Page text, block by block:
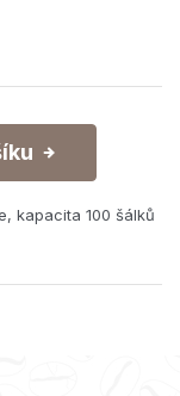
kapacita 100 šálků